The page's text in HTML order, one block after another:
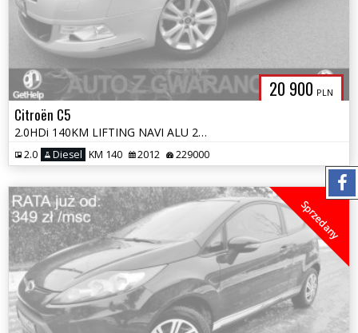
20 900 PLN
Citroën C5
2.0HDi 140KM LIFTING NAVI ALU 2xPDC KLIMATRONIC LEDY OPŁATY GWARANCJA
2.0 Diesel KM 140 2012 229000
Sprzedany